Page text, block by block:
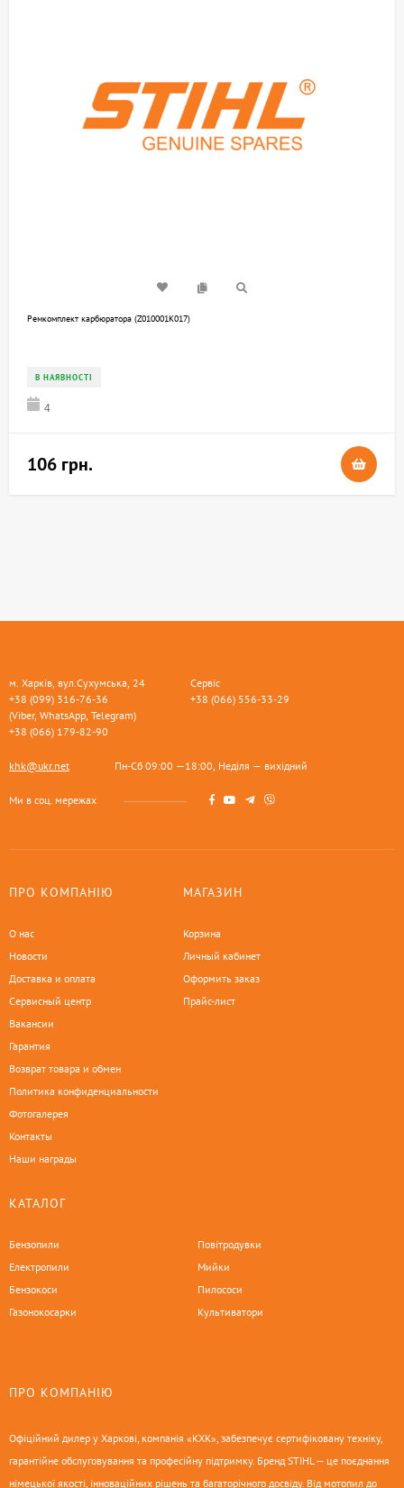
Ремкомплект карбюратора (Z010001K017)
В НАЯВНОСТІ
4
106 грн.
м. Харків, вул.Сухумська, 24
+38 (099) 316-76-36
(Viber, WhatsApp, Telegram)
+38 (066) 179-82-90
Сервіс
+38 (066) 556-33-29
khk@ukr.net Пн-Сб 09:00 —18:00, Неділя — вихідний
Ми в соц. мережах
ПРО КОМПАНІЮ
О нас
Новости
Доставка и оплата
Сервисный центр
Вакансии
Гарантия
Возврат товара и обмен
Политика конфиденциальности
Фотогалерея
Контакты
Наши награды
МАГАЗИН
Корзина
Личный кабинет
Оформить заказ
Прайс-лист
КАТАЛОГ
Бензопили
Електропили
Бензокоси
Газонокосарки
Повітродувки
Мийки
Пилососи
Культиватори
ПРО КОМПАНІЮ
Офіційний дилер у Харкові, компанія «КХК», забезпечує сертифіковану техніку,
гарантійне обслуговування та професійну підтримку. Бренд STIHL — це поєднання
німецької якості, інноваційних рішень та багаторічного досвіду. Від мотопил до